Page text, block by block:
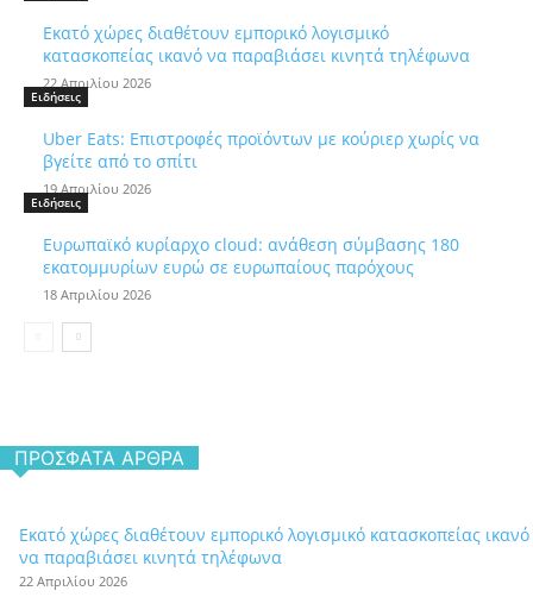
Εκατό χώρες διαθέτουν εμπορικό λογισμικό
κατασκοπείας ικανό να παραβιάσει κινητά τηλέφωνα
22 Απριλίου 2026
Ειδήσεις
Uber Eats: Επιστροφές προϊόντων με κούριερ χωρίς να
βγείτε από το σπίτι
19 Απριλίου 2026
Ειδήσεις
Ευρωπαϊκό κυρίαρχο cloud: ανάθεση σύμβασης 180
εκατομμυρίων ευρώ σε ευρωπαίους παρόχους
18 Απριλίου 2026
ΠΡΌΣΦΑΤΑ ΆΡΘΡΑ
Εκατό χώρες διαθέτουν εμπορικό λογισμικό κατασκοπείας ικανό
να παραβιάσει κινητά τηλέφωνα
22 Απριλίου 2026